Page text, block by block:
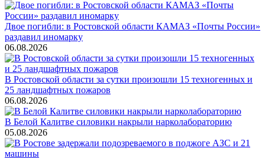
Двое погибли: в Ростовской области КАМАЗ «Почты России»
раздавил иномарку
06.08.2026
В Ростовской области за сутки произошли 15 техногенных и
25 ландшафтных пожаров
06.08.2026
В Белой Калитве силовики накрыли нарколабораторию
05.08.2026